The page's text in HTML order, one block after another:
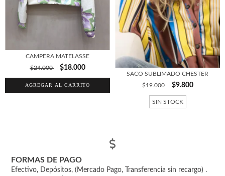
CAMPERA MATELASSE
$24.000
$18.000
SACO SUBLIMADO CHESTER
$19.000
$9.800
SIN STOCK
FORMAS DE PAGO
Efectivo, Depósitos, (Mercado Pago, Transferencia sin recargo) .